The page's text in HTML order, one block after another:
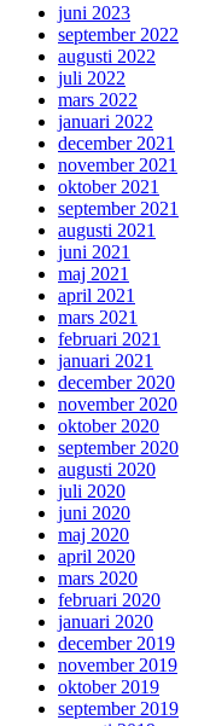
juni 2023
september 2022
augusti 2022
juli 2022
mars 2022
januari 2022
december 2021
november 2021
oktober 2021
september 2021
augusti 2021
juni 2021
maj 2021
april 2021
mars 2021
februari 2021
januari 2021
december 2020
november 2020
oktober 2020
september 2020
augusti 2020
juli 2020
juni 2020
maj 2020
april 2020
mars 2020
februari 2020
januari 2020
december 2019
november 2019
oktober 2019
september 2019